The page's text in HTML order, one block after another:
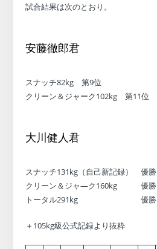
試合結果は次のとおり。
安藤徹郎君
スナッチ82kg 第9位
クリーン＆ジャーク102kg 第11位
大川健人君
スナッチ131kg（自己新記録） 優勝
クリーン＆ジャ―ク160kg 優勝
トータル291kg 優勝
＋105kg級公式記録より抜粋